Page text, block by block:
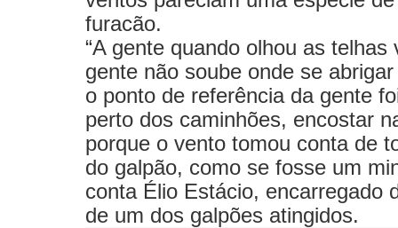
furacão.
“A gente quando olhou as telhas
gente não soube onde se
o ponto de referência da gente
perto dos caminhões, encostar
porque o vento tomou conta de
do galpão, como se fosse um
conta Élio Estácio, encarregado
de um dos galpões atingidos.